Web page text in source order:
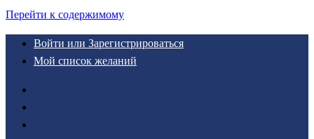
Перейти к содержимому
Войти или Зарегистрироваться
Мой список желаний